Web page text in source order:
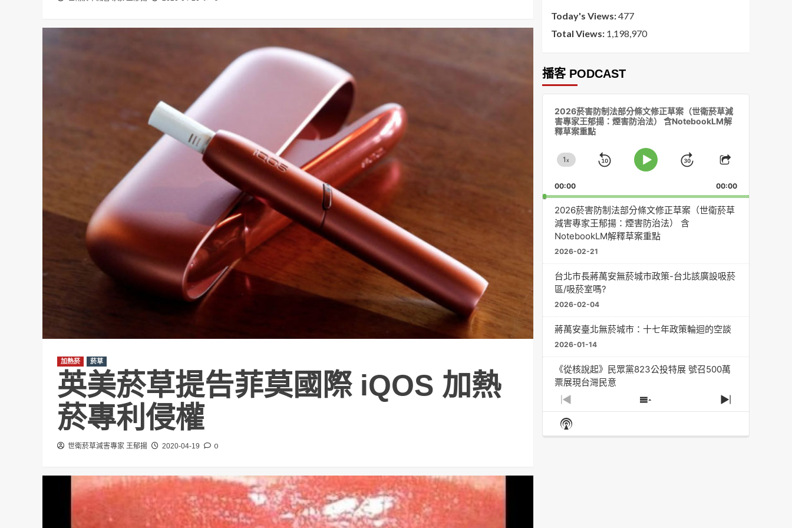
加熱菸 菸草
英美菸草提告菲莫國際 iQOS 加熱
菸專利侵權
世衛菸草減害專家 王郁揚 2020-04-19 0
Today's Views:477
Total Views: 1,198,970
播客 PODCAST
2026菸害防制法部分條文修正草案（世衛菸草減
害專家王郁揚：煙害防治法） 含NotebookLM解
釋草案重點
Change
Rate
1x
Skip Play
Jump
Forward
Share
Episode
00:00 00:00
2026菸害防制法部分條文修正草案（世衛菸草
減害專家王郁揚：煙害防治法） 含
NotebookLM解釋草案重點
2026-02-21
台北市長蔣萬安無菸城市政策-台北該廣設吸菸
區/吸菸室嗎?
2026-02-04
蔣萬安臺北無菸城市：十七年政策輪迴的空談
2026-01-14
《從核說起》民眾黨823公投特展 號召500萬
票展現台灣民意
2025-08-11
大罷免凸 <726,823反罷免主題曲> #大展鴻圖
2025-07-05
Previous
Episode
Show
Episodes
Next
Episode
Show
Podcast